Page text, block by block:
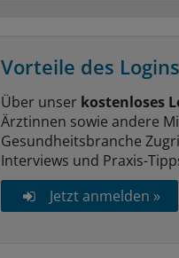
Vorteile des Logins
Über unser kostenloses
Ärztinnen sowie andere
Gesundheitsbranche
Interviews und Praxis-
Jetzt anmelden »